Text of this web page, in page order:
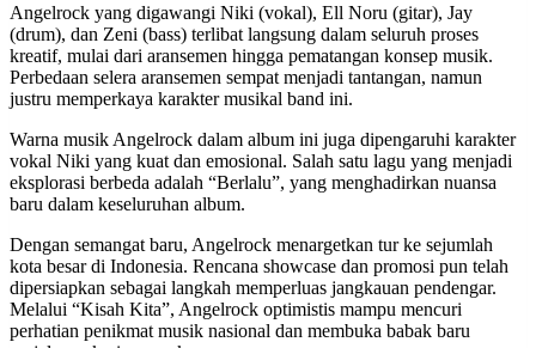
Angelrock yang digawangi Niki (vokal), Ell Noru (gitar), Jay
(drum), dan Zeni (bass) terlibat langsung dalam seluruh proses
kreatif, mulai dari aransemen hingga pematangan konsep musik.
Perbedaan selera aransemen sempat menjadi tantangan, namun
justru memperkaya karakter musikal band ini.
Warna musik Angelrock dalam album ini juga dipengaruhi karakter
vokal Niki yang kuat dan emosional. Salah satu lagu yang menjadi
eksplorasi berbeda adalah “Berlalu”, yang menghadirkan nuansa
baru dalam keseluruhan album.
Dengan semangat baru, Angelrock menargetkan tur ke sejumlah
kota besar di Indonesia. Rencana showcase dan promosi pun telah
dipersiapkan sebagai langkah memperluas jangkauan pendengar.
Melalui “Kisah Kita”, Angelrock optimistis mampu mencuri
perhatian penikmat musik nasional dan membuka babak baru